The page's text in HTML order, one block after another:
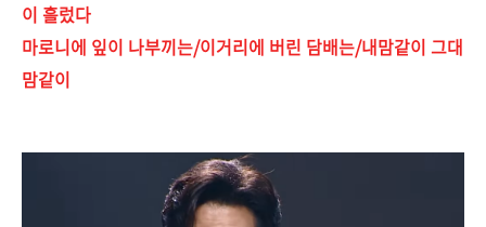
이 흘렀다
마로니에 잎이 나부끼는/이거리에 버린 담배는/내맘같이 그대
맘같이